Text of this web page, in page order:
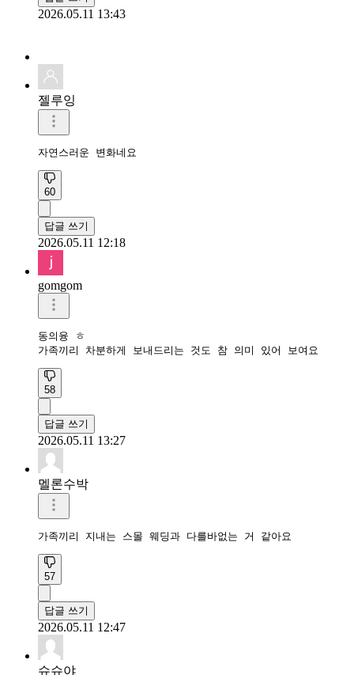
2026.05.11 13:43
젤루잉
자연스러운 변화네요
60
답글 쓰기
2026.05.11 12:18
gomgom
동의융 ㅎ
가족끼리 차분하게 보내드리는 것도 참 의미 있어 보여요
58
답글 쓰기
2026.05.11 13:27
멜론수박
가족끼리 지내는 스몰 웨딩과 다를바없는 거 같아요
57
답글 쓰기
2026.05.11 12:47
슈슈야